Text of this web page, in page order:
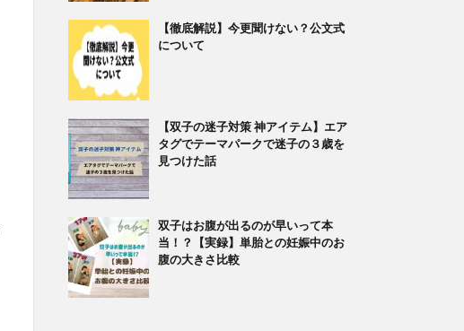
【徹底解説】今更聞けない？公文式
について
【双子の迷子対策 神アイテム】エア
タグでテーマパークで迷子の３歳を
見つけた話
双子はお腹が出るのが早いって本
当！？【実録】単胎との妊娠中のお
腹の大きさ比較